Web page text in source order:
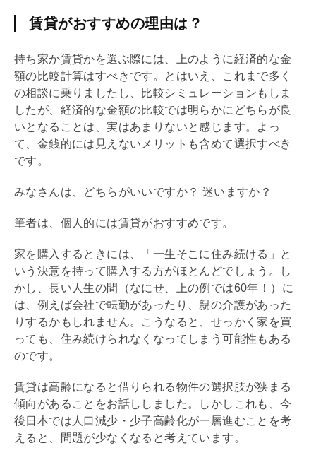
賃貸がおすすめの理由は？
持ち家か賃貸かを選ぶ際には、上のように経済的な金
額の比較計算はすべきです。とはいえ、これまで多く
の相談に乗りましたし、比較シミュレーションもしま
したが、経済的な金額の比較では明らかにどちらが良
いとなることは、実はあまりないと感じます。よっ
て、金銭的には見えないメリットも含めて選択すべき
です。
みなさんは、どちらがいいですか？ 迷いますか？
筆者は、個人的には賃貸がおすすめです。
家を購入するときには、「一生そこに住み続ける」と
いう決意を持って購入する方がほとんどでしょう。し
かし、長い人生の間（なにせ、上の例では60年！）に
は、例えば会社で転勤があったり、親の介護があった
りするかもしれません。こうなると、せっかく家を買
っても、住み続けられなくなってしまう可能性もある
のです。
賃貸は高齢になると借りられる物件の選択肢が狭まる
傾向があることをお話ししました。しかしこれも、今
後日本では人口減少・少子高齢化が一層進むことを考
えると、問題が少なくなると考えています。